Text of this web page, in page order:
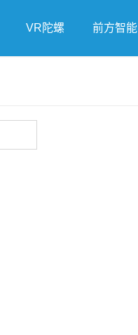
VR陀螺 前方智能